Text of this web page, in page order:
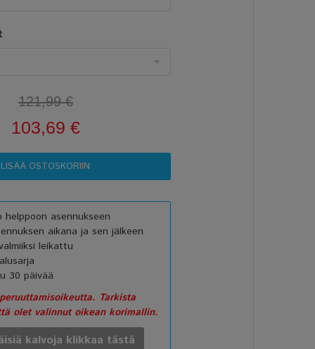
121,99 €
103,69 €
helppoon asennukseen
aikana ja sen jälkeen
leikattu
30 päivää
Tarkista
olet valinnut oikean korimallin.
kalvoja klikkaa tästä